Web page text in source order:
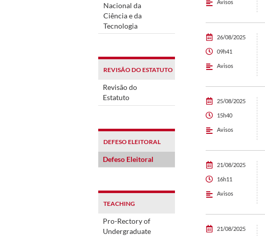
Nacional da
Ciência e da
Tecnologia
REVISÃO DO ESTATUTO
Revisão do
Estatuto
DEFESO ELEITORAL
Defeso Eleitoral
TEACHING
Pro-Rectory of
Undergraduate
Avisos
26/08/2025
09h41
Avisos
25/08/2025
15h40
Avisos
21/08/2025
16h11
Avisos
21/08/2025